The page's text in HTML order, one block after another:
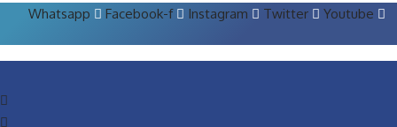
Whatsapp Facebook-f Instagram Twitter Youtube